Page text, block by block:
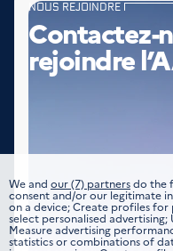
NOUS REJOINDRE
Contactez-
rejoindre
We and our (7) partnersdo the
consent and/or our legitimate
on a device; Create profiles for
select personalised
Measure advertising
statistics or combinations of